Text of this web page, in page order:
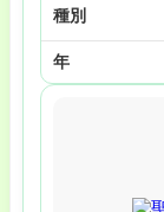
種別
年